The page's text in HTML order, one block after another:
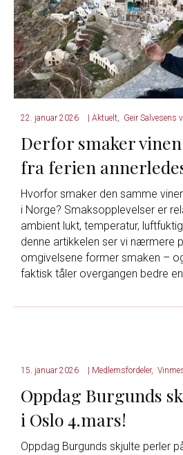
22. januar 2026 Aktuelt, Geir Salvesens
Derfor smaker
fra ferien
Hvorfor smaker den samme
i Norge? Smaksopplevelser er
ambient lukt, temperatur,
denne artikkelen ser vi nærmere
omgivelsene former smaken –
faktisk tåler overgangen bedre
15. januar 2026 Medlemsfordeler,
Oppdag Burgunds
i Oslo 4.mars!
Oppdag Burgunds skjulte perler